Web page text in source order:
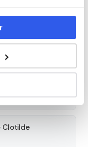
de Foucauld
Clotilde